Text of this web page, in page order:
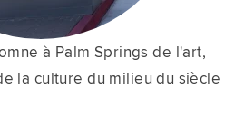
à Palm Springs de l'art,
la culture du milieu du siècle